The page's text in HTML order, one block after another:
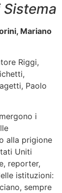
Sistema
Mariano
Riggi,
Paolo
i
alla prigione
Uniti
reporter,
istituzioni:
sempre